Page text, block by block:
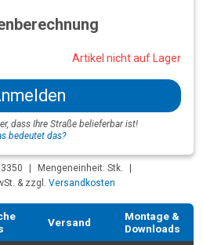
Artikel nicht auf Lager
dass Ihre Straße belieferbar ist!
bedeutet das?
| Mengeneinheit: Stk.
|
& zzgl. Versandkosten
Versand
Montage &
Downloads